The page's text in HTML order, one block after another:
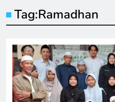
Tag:Ramadhan